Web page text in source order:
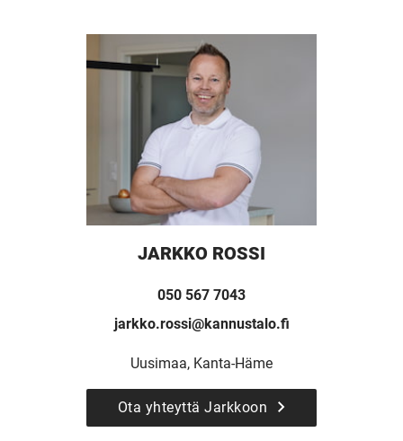
JARKKO ROSSI
050 567 7043
jarkko.rossi@kannustalo.fi
Uusimaa, Kanta-Häme
Ota yhteyttä Jarkkoon
UUSI